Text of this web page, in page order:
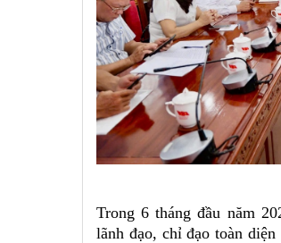
Trong 6 tháng đầu năm
lãnh đạo, chỉ đạo toàn